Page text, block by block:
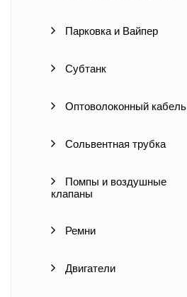
Парковка и Вайпер
Субтанк
Оптоволоконный кабель
Сольвентная трубка
Помпы и воздушные
клапаны
Ремни
Двигатели